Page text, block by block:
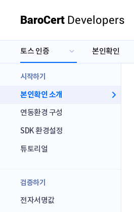
BaroCert Developers
토스 인증
카카오 인증
네이버 인증
본인확인
본인인증
시작하기
본인확인 소개
연동환경 구성
SDK 환경설정
튜토리얼
검증하기
전자서명값